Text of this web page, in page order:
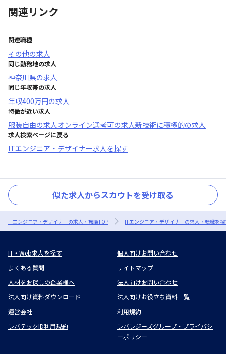
関連リンク
関連職種
その他の求人
同じ勤務地の求人
神奈川県の求人
同じ年収帯の求人
年収400万円の求人
特徴が近い求人
服装自由の求人オンライン選考可の求人新技術に積極的の求人
求人検索ページに戻る
ITエンジニア・デザイナー求人を探す
似た求人からスカウトを受け取る
ITエンジニア・デザイナーの求人・転職TOP ITエンジニア・デザイナーの求人・転職を
IT・Web求人を探す
個人向けお問い合わせ
よくある質問
サイトマップ
人材をお探しの企業様へ
法人向けお問い合わせ
法人向け資料ダウンロード
法人向けお役立ち資料一覧
運営会社
利用規約
レバテックID利用規約
レバレジーズグループ・プライバシ
ーポリシー